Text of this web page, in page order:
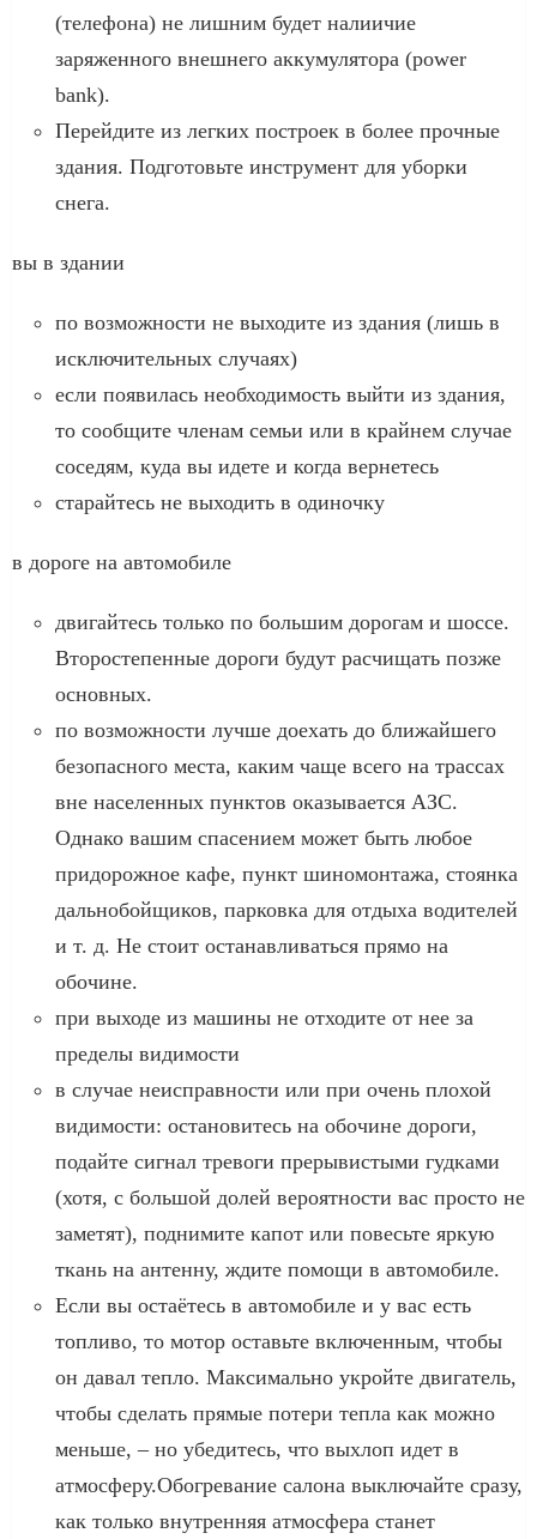
(телефона) не лишним будет налиичие
заряженного внешнего аккумулятора (power
bank).
Перейдите из легких построек в более прочные
здания. Подготовьте инструмент для уборки
снега.
вы в здании
по возможности не выходите из здания (лишь в
исключительных случаях)
если появилась необходимость выйти из здания,
то сообщите членам семьи или в крайнем случае
соседям, куда вы идете и когда вернетесь
старайтесь не выходить в одиночку
в дороге на автомобиле
двигайтесь только по большим дорогам и шоссе.
Второстепенные дороги будут расчищать позже
основных.
по возможности лучше доехать до ближайшего
безопасного места, каким чаще всего на трассах
вне населенных пунктов оказывается АЗС.
Однако вашим спасением может быть любое
придорожное кафе, пункт шиномонтажа, стоянка
дальнобойщиков, парковка для отдыха водителей
и т. д. Не стоит останавливаться прямо на
обочине.
при выходе из машины не отходите от нее за
пределы видимости
в случае неисправности или при очень плохой
видимости: остановитесь на обочине дороги,
подайте сигнал тревоги прерывистыми гудками
(хотя, с большой долей вероятности вас просто не
заметят), поднимите капот или повесьте яркую
ткань на антенну, ждите помощи в автомобиле.
Если вы остаётесь в автомобиле и у вас есть
топливо, то мотор оставьте включенным, чтобы
он давал тепло. Максимально укройте двигатель,
чтобы сделать прямые потери тепла как можно
меньше, – но убедитесь, что выхлоп идет в
атмосферу.Обогревание салона выключайте сразу,
как только внутренняя атмосфера станет